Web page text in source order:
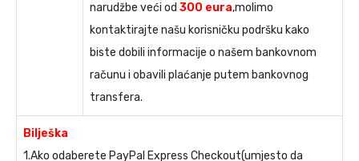
narudžbe veći od 300 eura,molimo
kontaktirajte našu korisničku podršku kako
biste dobili informacije o našem bankovnom
računu i obavili plaćanje putem bankovnog
transfera.
Bilješka
1.Ako odaberete PayPal Express Checkout(umjesto da